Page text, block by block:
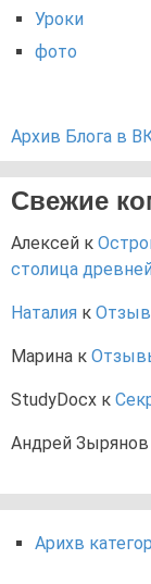
Уроки
фото
Архив Блога в
Свежие
Алексей к
столица
Наталия к
Марина к
StudyDocx к
Андрей Зырянов
Арихв